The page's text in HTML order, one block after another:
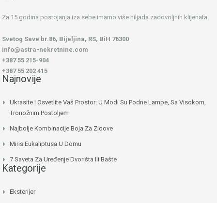
Za 15 godina postojanja iza sebe imamo više hiljada zadovoljnih klijenata.
Svetog Save br.86, Bijeljina, RS, BiH 76300
info@astra-nekretnine.com
+387 55 215-904
+387 55 202 415
Najnovije
Ukrasite I Osvetlite Vaš Prostor: U Modi Su Podne Lampe, Sa Visokom,
Tronožnim Postoljem
Najbolje Kombinacije Boja Za Zidove
Miris Eukaliptusa U Domu
7 Saveta Za Uređenje Dvorišta Ili Bašte
Kategorije
Eksterijer